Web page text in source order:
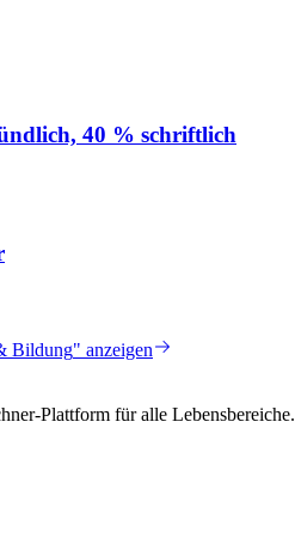
40 % schriftlich
Bildung" anzeigen
Plattform für alle Lebensbereiche.